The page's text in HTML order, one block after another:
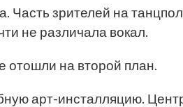
Часть зрителей на
не различала вокал.
отошли на второй план.
арт-инсталляцию.